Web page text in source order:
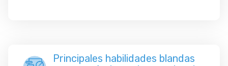
Principales habilidades blandas